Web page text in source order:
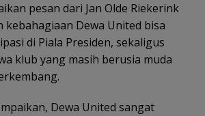
pesan dari Jan Olde Riekerink
kebahagiaan Dewa United bisa
di Piala Presiden, sekaligus
klub yang masih berusia muda
Dewa United sangat